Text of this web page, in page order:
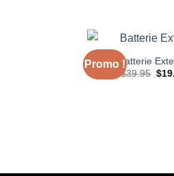
Promo !Batterie
$39.95 Le
$